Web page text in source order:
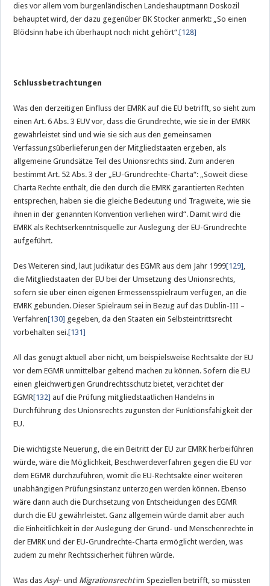
dies vor allem vom burgenländischen Landeshauptmann Doskozil
behauptet wird, der dazu gegenüber BK Stocker anmerkt: „So einen
Blödsinn habe ich überhaupt noch nicht gehört“.[128]
Schlussbetrachtungen
Was den derzeitigen Einfluss der EMRK auf die EU betrifft, so sieht zum
einen Art. 6 Abs. 3 EUV vor, dass die Grundrechte, wie sie in der EMRK
gewährleistet sind und wie sie sich aus den gemeinsamen
Verfassungsüberlieferungen der Mitgliedstaaten ergeben, als
allgemeine Grundsätze Teil des Unionsrechts sind. Zum anderen
bestimmt Art. 52 Abs. 3 der „EU-Grundrechte-Charta“: „Soweit diese
Charta Rechte enthält, die den durch die EMRK garantierten Rechten
entsprechen, haben sie die gleiche Bedeutung und Tragweite, wie sie
ihnen in der genannten Konvention verliehen wird“. Damit wird die
EMRK als Rechtserkenntnisquelle zur Auslegung der EU-Grundrechte
aufgeführt.
Des Weiteren sind, laut Judikatur des EGMR aus dem Jahr 1999[129],
die Mitgliedstaaten der EU bei der Umsetzung des Unionsrechts,
sofern sie über einen eigenen Ermessensspielraum verfügen, an die
EMRK gebunden. Dieser Spielraum sei in Bezug auf das Dublin-III –
Verfahren[130] gegeben, da den Staaten ein Selbsteintrittsrecht
vorbehalten sei.[131]
All das genügt aktuell aber nicht, um beispielsweise Rechtsakte der EU
vor dem EGMR unmittelbar geltend machen zu können. Sofern die EU
einen gleichwertigen Grundrechtsschutz bietet, verzichtet der
EGMR[132] auf die Prüfung mitgliedstaatlichen Handelns in
Durchführung des Unionsrechts zugunsten der Funktionsfähigkeit der
EU.
Die wichtigste Neuerung, die ein Beitritt der EU zur EMRK herbeiführen
würde, wäre die Möglichkeit, Beschwerdeverfahren gegen die EU vor
dem EGMR durchzuführen, womit die EU-Rechtsakte einer weiteren
unabhängigen Prüfungsinstanz unterzogen werden können. Ebenso
wäre dann auch die Durchsetzung von Entscheidungen des EGMR
durch die EU gewährleistet. Ganz allgemein würde damit aber auch
die Einheitlichkeit in der Auslegung der Grund- und Menschenrechte in
der EMRK und der EU-Grundrechte-Charta ermöglicht werden, was
zudem zu mehr Rechtssicherheit führen würde.
Was das Asyl– und Migrationsrechtim Speziellen betrifft, so müssten